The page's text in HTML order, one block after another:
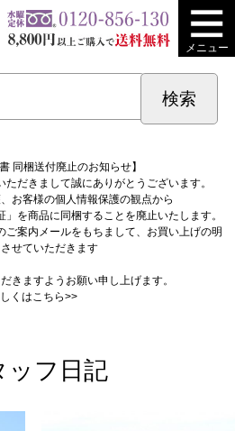
メニュー
同梱送付廃止のお知らせ】
だきまして誠にありがとうございます。
お客様の個人情報保護の観点から
」を商品に同梱することを廃止いたします。
案内メールをもちまして、お買い上げの明
せていただきます
きますようお願い申し上げます。
くはこちら>>
ッフ日記